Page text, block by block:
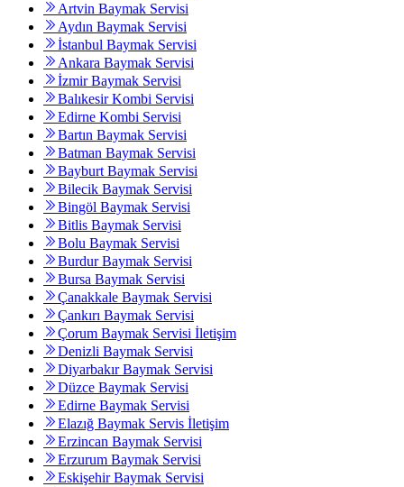
Artvin Baymak Servisi
Aydın Baymak Servisi
İstanbul Baymak Servisi
Ankara Baymak Servisi
İzmir Baymak Servisi
Balıkesir Kombi Servisi
Edirne Kombi Servisi
Bartın Baymak Servisi
Batman Baymak Servisi
Bayburt Baymak Servisi
Bilecik Baymak Servisi
Bingöl Baymak Servisi
Bitlis Baymak Servisi
Bolu Baymak Servisi
Burdur Baymak Servisi
Bursa Baymak Servisi
Çanakkale Baymak Servisi
Çankırı Baymak Servisi
Çorum Baymak Servisi İletişim
Denizli Baymak Servisi
Diyarbakır Baymak Servisi
Düzce Baymak Servisi
Edirne Baymak Servisi
Elazığ Baymak Servis İletişim
Erzincan Baymak Servisi
Erzurum Baymak Servisi
Eskişehir Baymak Servisi